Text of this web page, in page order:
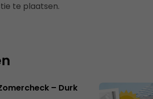
te plaatsen.
– Durk